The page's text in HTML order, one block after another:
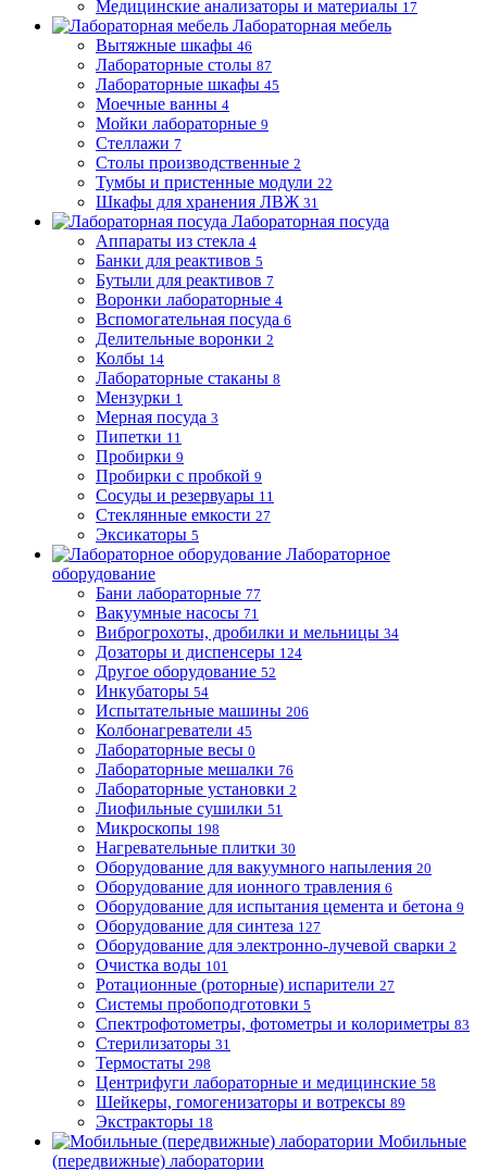
Медицинские анализаторы и материалы 17
Лабораторная мебель
Вытяжные шкафы 46
Лабораторные столы 87
Лабораторные шкафы 45
Моечные ванны 4
Мойки лабораторные 9
Стеллажи 7
Столы производственные 2
Тумбы и пристенные модули 22
Шкафы для хранения ЛВЖ 31
Лабораторная посуда
Аппараты из стекла 4
Банки для реактивов 5
Бутыли для реактивов 7
Воронки лабораторные 4
Вспомогательная посуда 6
Делительные воронки 2
Колбы 14
Лабораторные стаканы 8
Мензурки 1
Мерная посуда 3
Пипетки 11
Пробирки 9
Пробирки с пробкой 9
Сосуды и резервуары 11
Стеклянные емкости 27
Эксикаторы 5
Лабораторное
оборудование
Бани лабораторные 77
Вакуумные насосы 71
Виброгрохоты, дробилки и мельницы 34
Дозаторы и диспенсеры 124
Другое оборудование 52
Инкубаторы 54
Испытательные машины 206
Колбонагреватели 45
Лабораторные весы 0
Лабораторные мешалки 76
Лабораторные установки 2
Лиофильные сушилки 51
Микроскопы 198
Нагревательные плитки 30
Оборудование для вакуумного напыления 20
Оборудование для ионного травления 6
Оборудование для испытания цемента и бетона 9
Оборудование для синтеза 127
Оборудование для электронно-лучевой сварки 2
Очистка воды 101
Ротационные (роторные) испарители 27
Системы пробоподготовки 5
Спектрофотометры, фотометры и колориметры 83
Стерилизаторы 31
Термостаты 298
Центрифуги лабораторные и медицинские 58
Шейкеры, гомогенизаторы и вотрексы 89
Экстракторы 18
Мобильные
(передвижные) лаборатории